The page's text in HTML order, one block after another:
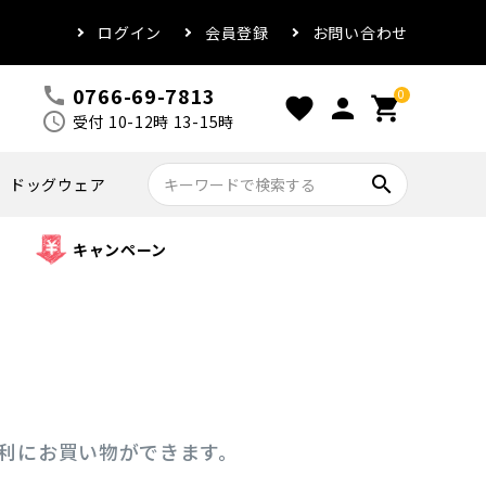
ログイン 会員登録 お問い合わせ
call 0766-69-7813
schedule 受付 10-12時 13-15時 favorite person 0
shopping_cart
ドッグウェア search
キャンペーン
お買い物ができます。